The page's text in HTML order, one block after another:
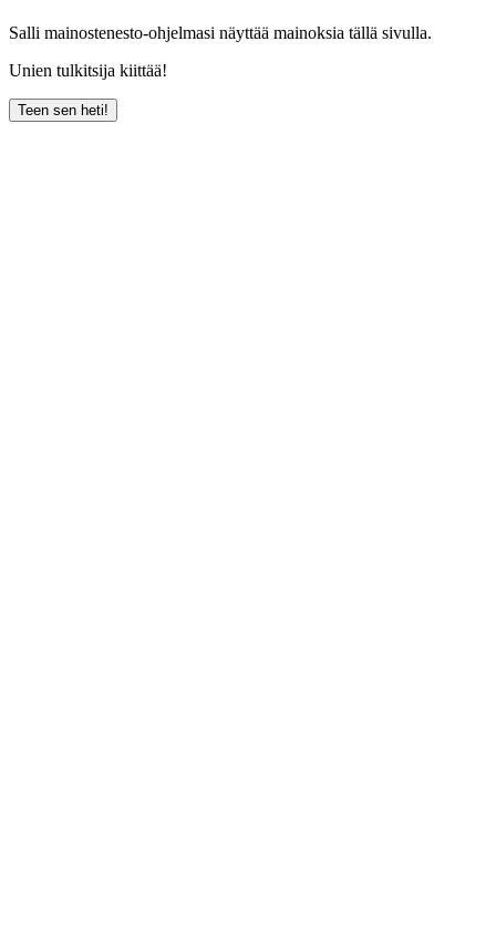
Salli mainostenesto-ohjelmasi näyttää mainoksia tällä sivulla.
Unien tulkitsija kiittää!
Teen sen heti!